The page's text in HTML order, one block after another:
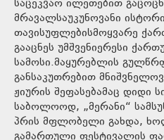
საცეკვაო ილეთებით
მრავალსაუკუნოვანი
თავისუფლებისმოყვარე
გააცნეს უმშვენიერესი
სამოსი.მაყურებლის
განსაკუთრებით
ჟიურის შეფასებამაც დიდი
საბოლოოდ, „მერანი“
პრის მფლობელი გახდა,
გამართული ფესტივალის